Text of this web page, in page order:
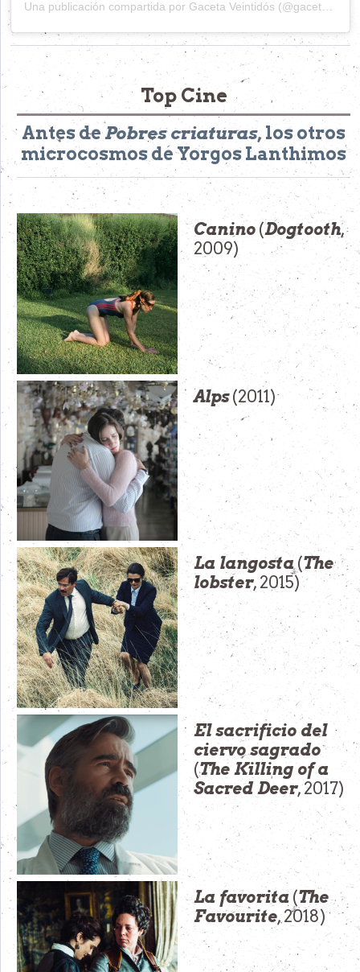
Top Cine
Antes dePobres criaturas, los otros
microcosmos de Yorgos Lanthimos
Canino(Dogtooth,
2009)
Alps(2011)
La langosta(The
lobster, 2015)
El sacrificio del
ciervo sagrado
(The Killing of a
Sacred Deer, 2017)
La favorita(The
Favourite, 2018)